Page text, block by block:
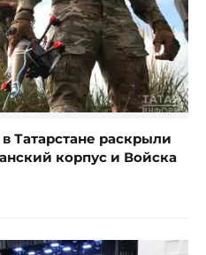
Татарстане раскрыли
корпус и Войска